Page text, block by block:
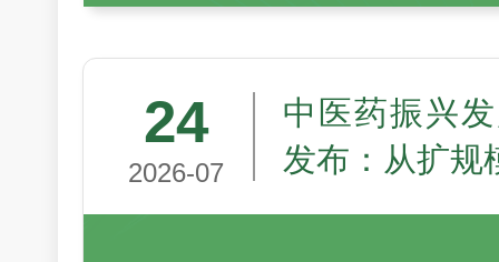
24
2026-07
中医药振兴
发布：从扩规